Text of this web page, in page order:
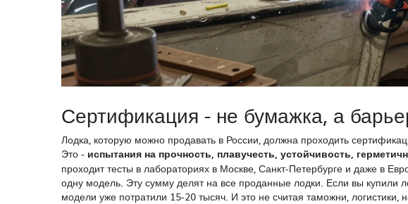
Сертификация - не бумажка, а
Лодка, которую можно продавать в России, должна проходить
Это - испытания на прочность, плавучесть, устойчивость,
проходит тесты в лабораториях в Москве, Санкт-Петербурге и даже в
одну модель. Эту сумму делят на все проданные лодки. Если вы купили
модели уже потратили 15-20 тысяч. И это не считая таможни, логистики,